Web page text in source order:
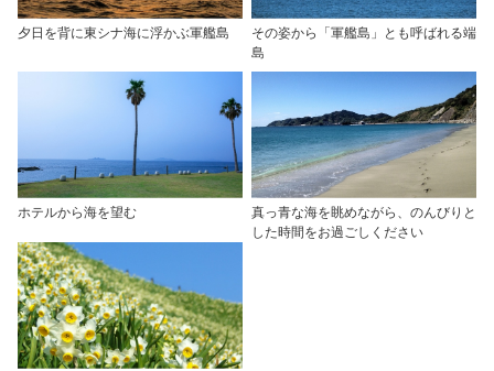
夕日を背に東シナ海に浮かぶ軍艦島
その姿から「軍艦島」とも呼ばれる端
島
ホテルから海を望む
真っ青な海を眺めながら、のんびりと
した時間をお過ごしください